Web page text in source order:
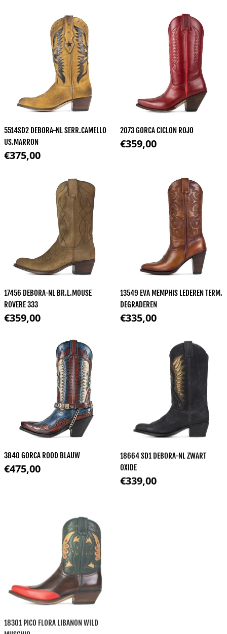
5514SD2 DEBORA-NL SERR.CAMELLO
US.MARRON
Normale prijs
€375,00
2073 GORCA CICLON ROJO
Normale prijs
€359,00
17456 DEBORA-NL BR.L.MOUSE
ROVERE 333
Normale prijs
€359,00
13549 EVA MEMPHIS LEDEREN TERM.
DEGRADEREN
Normale prijs
€335,00
3840 GORCA ROOD BLAUW
Normale prijs
€475,00
18664 SD1 DEBORA-NL ZWART
OXIDE
Normale prijs
€339,00
18301 PICO FLORA LIBANON WILD
MUSCHIO